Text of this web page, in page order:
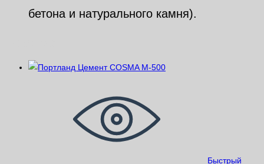
бетона и натурального камня).
Быстрый